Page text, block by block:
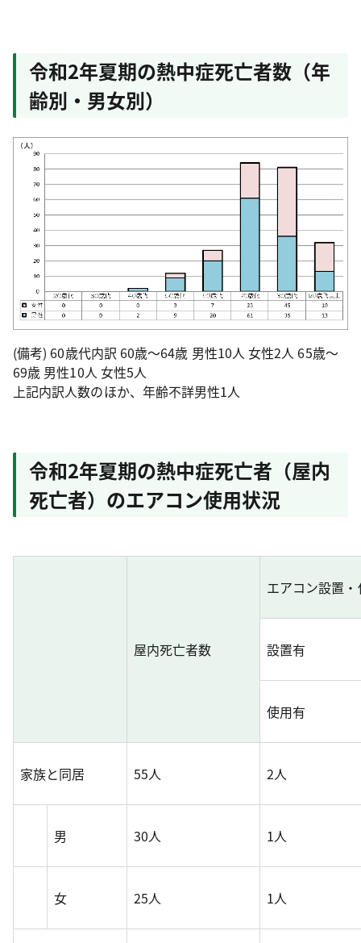
令和2年夏期の熱中症死亡者数（年
齢別・男女別）
(備考) 60歳代内訳 60歳～64歳 男性10人 女性2人 65歳～
69歳 男性10人 女性5人
上記内訳人数のほか、年齢不詳男性1人
令和2年夏期の熱中症死亡者（屋内
死亡者）のエアコン使用状況
屋内死亡者数
エアコン設置
設置有
使用有
家族と同居 55人 2人
男 30人 1人
女 25人 1人